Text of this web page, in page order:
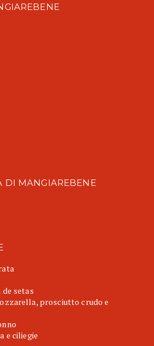
DI MANGIAREBENE
setas
prosciutto crudo e
e ciliegie